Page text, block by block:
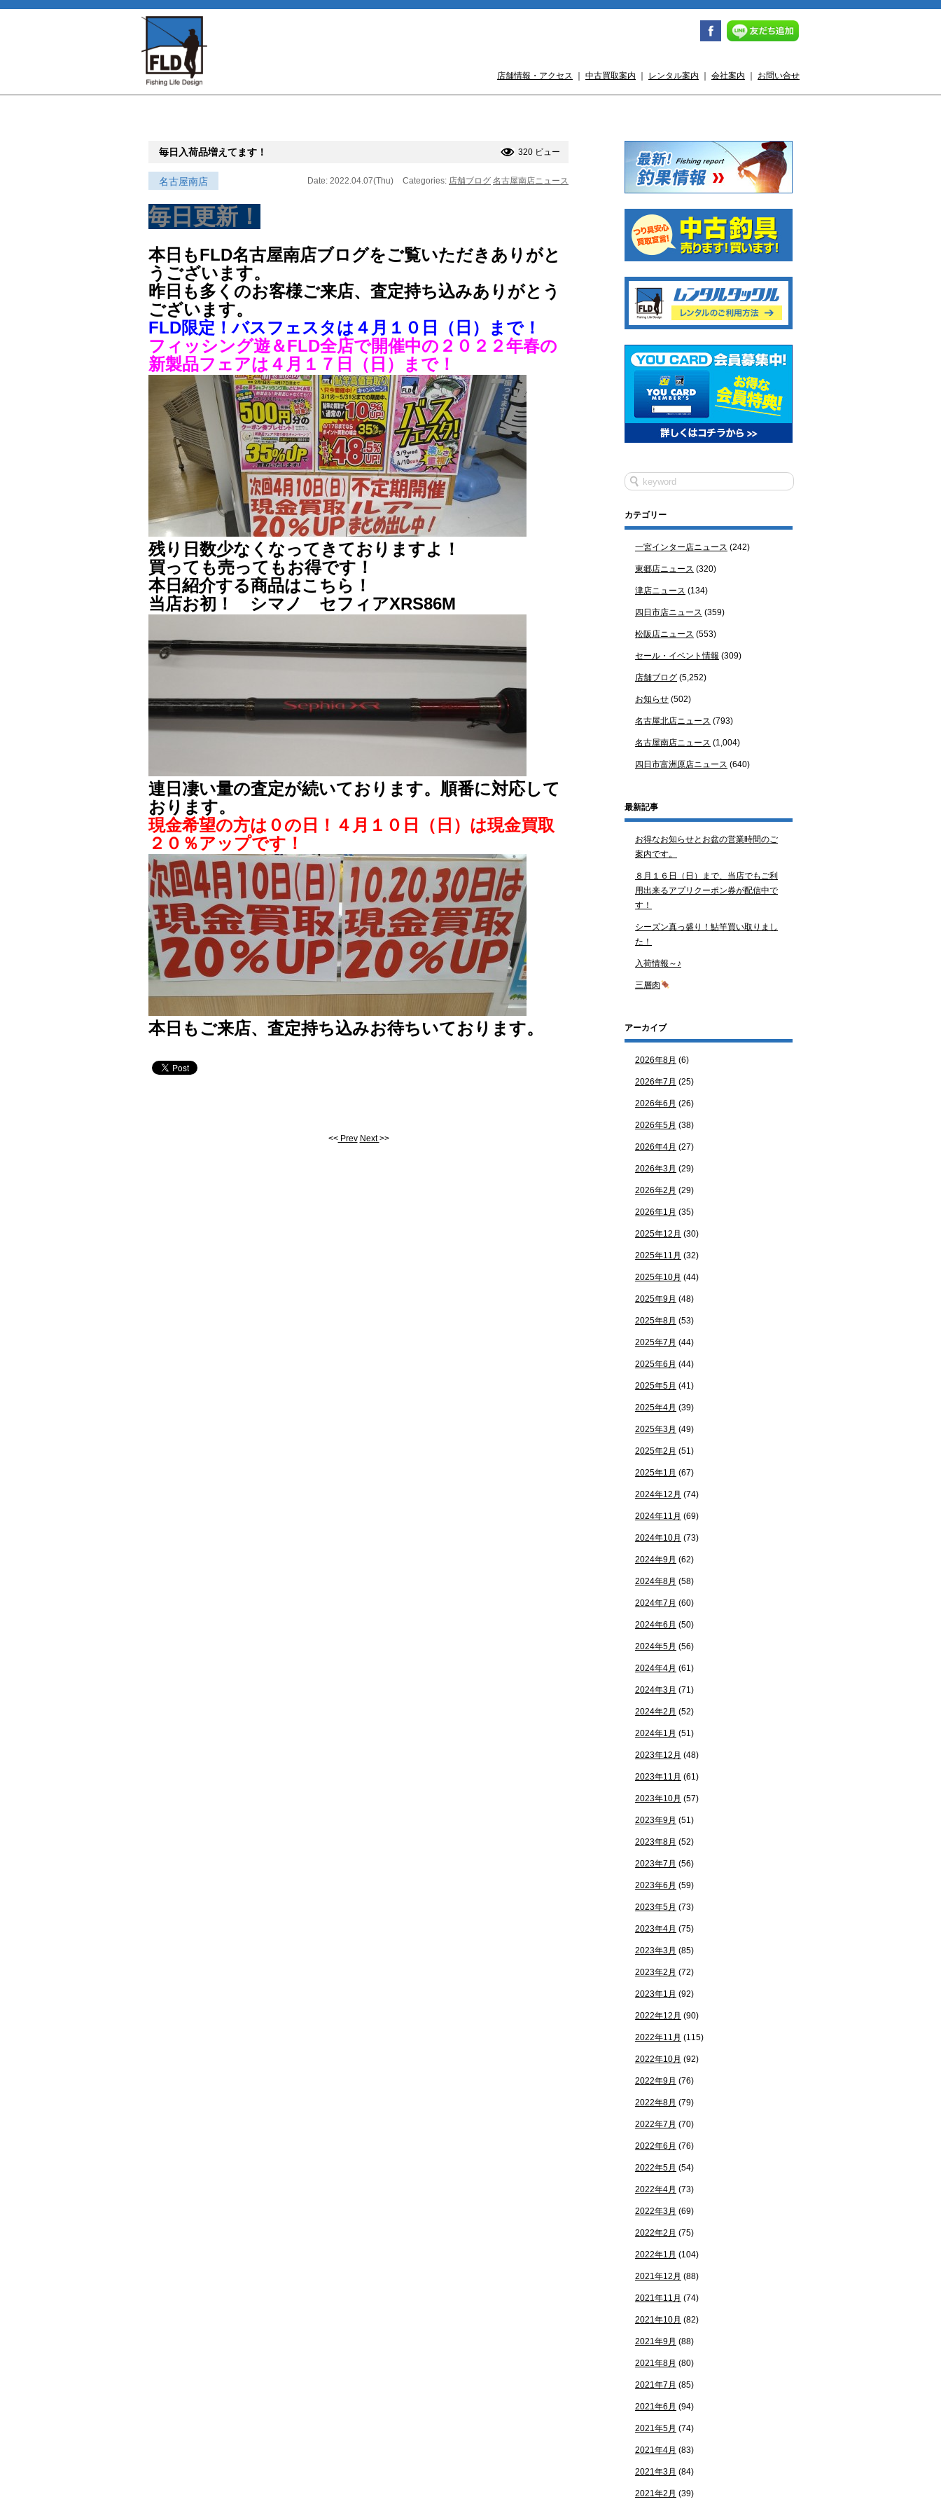
店舗情報・アクセス 中古買取案内 レンタル案内 会社案内 お問い合せ
毎日入荷品増えてます！ 320 ビュー
名古屋南店 Date: 2022.04.07(Thu) Categories: 店舗ブログ 名古屋南店ニュース
毎日更新！
本日もFLD名古屋南店ブログをご覧いただきありがと
うございます。
昨日も多くのお客様ご来店、査定持ち込みありがとう
ございます。
FLD限定！バスフェスタは４月１０日（日）まで！
フィッシング遊＆FLD全店で開催中の２０２２年春の
新製品フェアは４月１７日（日）まで！
残り日数少なくなってきておりますよ！
買っても売ってもお得です！
本日紹介する商品はこちら！
当店お初！ シマノ セフィアXRS86M
連日凄い量の査定が続いております。順番に対応して
おります。
現金希望の方は０の日！４月１０日（日）は現金買取
２０％アップです！
本日もご来店、査定持ち込みお待ちいております。
<<Prev Next>>
カテゴリー
一宮インター店ニュース (242)
東郷店ニュース (320)
津店ニュース (134)
四日市店ニュース (359)
松阪店ニュース (553)
セール・イベント情報 (309)
店舗ブログ (5,252)
お知らせ (502)
名古屋北店ニュース (793)
名古屋南店ニュース (1,004)
四日市富洲原店ニュース (640)
最新記事
お得なお知らせとお盆の営業時間のご
案内です。
８月１６日（日）まで、当店でもご利
用出来るアプリクーポン券が配信中で
す！
シーズン真っ盛り！鮎竿買い取りまし
た！
入荷情報～♪
三層肉
アーカイブ
2026年8月 (6)
2026年7月 (25)
2026年6月 (26)
2026年5月 (38)
2026年4月 (27)
2026年3月 (29)
2026年2月 (29)
2026年1月 (35)
2025年12月 (30)
2025年11月 (32)
2025年10月 (44)
2025年9月 (48)
2025年8月 (53)
2025年7月 (44)
2025年6月 (44)
2025年5月 (41)
2025年4月 (39)
2025年3月 (49)
2025年2月 (51)
2025年1月 (67)
2024年12月 (74)
2024年11月 (69)
2024年10月 (73)
2024年9月 (62)
2024年8月 (58)
2024年7月 (60)
2024年6月 (50)
2024年5月 (56)
2024年4月 (61)
2024年3月 (71)
2024年2月 (52)
2024年1月 (51)
2023年12月 (48)
2023年11月 (61)
2023年10月 (57)
2023年9月 (51)
2023年8月 (52)
2023年7月 (56)
2023年6月 (59)
2023年5月 (73)
2023年4月 (75)
2023年3月 (85)
2023年2月 (72)
2023年1月 (92)
2022年12月 (90)
2022年11月 (115)
2022年10月 (92)
2022年9月 (76)
2022年8月 (79)
2022年7月 (70)
2022年6月 (76)
2022年5月 (54)
2022年4月 (73)
2022年3月 (69)
2022年2月 (75)
2022年1月 (104)
2021年12月 (88)
2021年11月 (74)
2021年10月 (82)
2021年9月 (88)
2021年8月 (80)
2021年7月 (85)
2021年6月 (94)
2021年5月 (74)
2021年4月 (83)
2021年3月 (84)
2021年2月 (39)